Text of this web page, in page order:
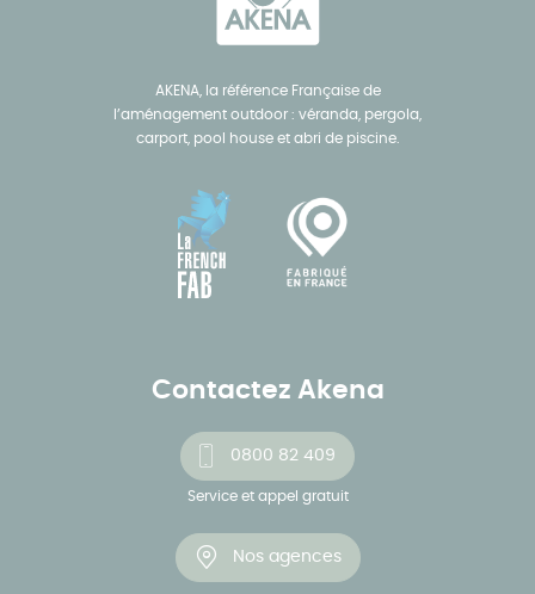
AKENA, la référence Française de
l’aménagement outdoor : véranda, pergola,
carport, pool house et abri de piscine.
Contactez Akena
0800 82 409
Service et appel gratuit
Nos agences